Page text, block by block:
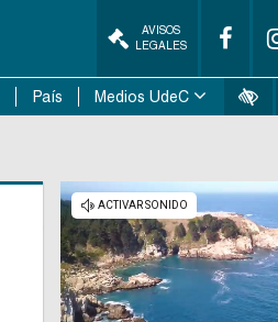
AVISOS
LEGALES
País Medios UdeC